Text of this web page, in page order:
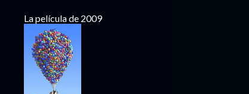
La película de 2009